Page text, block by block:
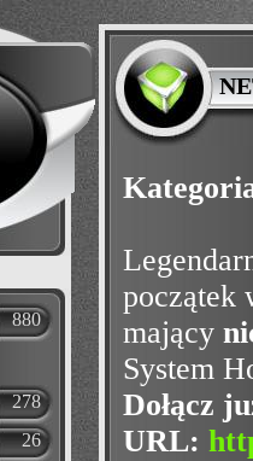
880
278
26
początek
mający
System
Dołącz
URL: